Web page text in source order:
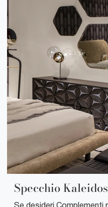
Specchio Kaleidos